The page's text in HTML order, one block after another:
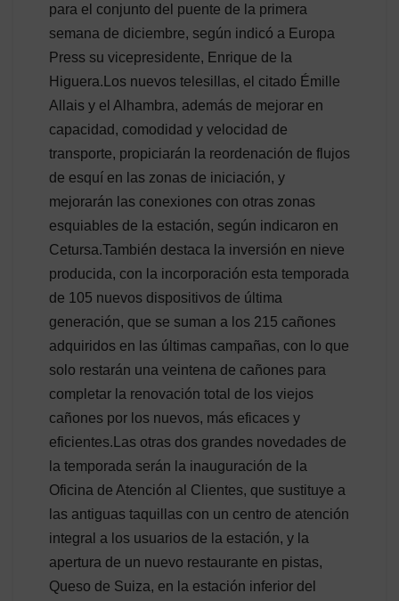
para el conjunto del puente de la primera
semana de diciembre, según indicó a Europa
Press su vicepresidente, Enrique de la
Higuera.Los nuevos telesillas, el citado Émille
Allais y el Alhambra, además de mejorar en
capacidad, comodidad y velocidad de
transporte, propiciarán la reordenación de flujos
de esquí en las zonas de iniciación, y
mejorarán las conexiones con otras zonas
esquiables de la estación, según indicaron en
Cetursa.También destaca la inversión en nieve
producida, con la incorporación esta temporada
de 105 nuevos dispositivos de última
generación, que se suman a los 215 cañones
adquiridos en las últimas campañas, con lo que
solo restarán una veintena de cañones para
completar la renovación total de los viejos
cañones por los nuevos, más eficaces y
eficientes.Las otras dos grandes novedades de
la temporada serán la inauguración de la
Oficina de Atención al Clientes, que sustituye a
las antiguas taquillas con un centro de atención
integral a los usuarios de la estación, y la
apertura de un nuevo restaurante en pistas,
Queso de Suiza, en la estación inferior del